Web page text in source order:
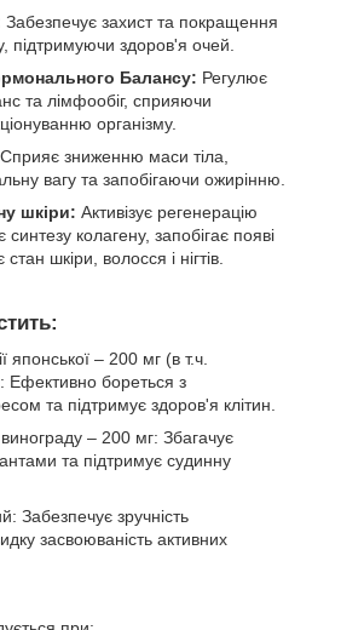
Забезпечує захист та покращення
підтримуючи здоров'я очей.
Балансу: Регулює
та лімфообіг, сприяючи
організму.
Сприяє зниженню маси тіла,
вагу та запобігаючи ожирінню.
шкіри: Активізує регенерацію
синтезу колагену, запобігає появі
шкіри, волосся і нігтів.
японської – 200 мг (в т.ч.
Ефективно бореться з
та підтримує здоров'я клітин.
винограду – 200 мг: Збагачує
та підтримує судинну
Забезпечує зручність
засвоюваність активних